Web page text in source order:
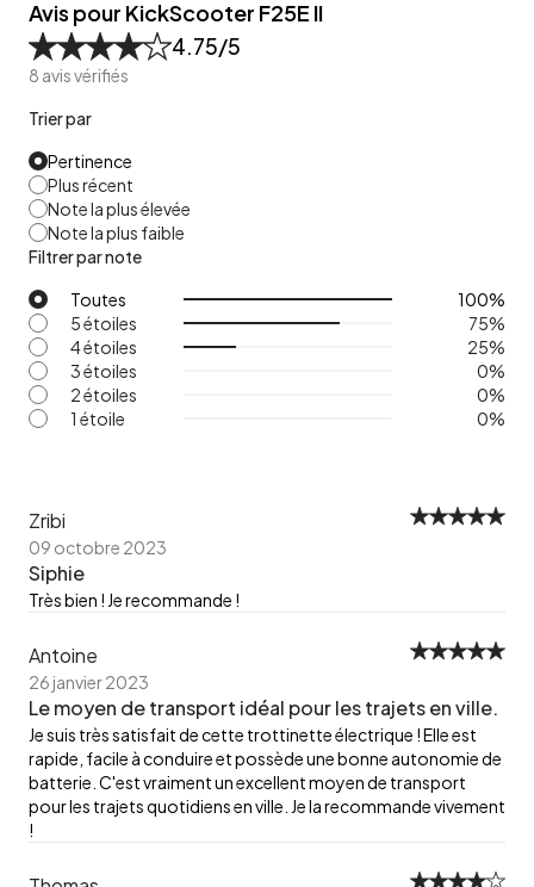
Avis pour KickScooter F25E II
4.75/5
8 avis vérifiés
Trier par
Pertinence
Plus récent
Note la plus élevée
Note la plus faible
Filtrer par note
Toutes
100%
5 étoiles
75%
4 étoiles
25%
3 étoiles
0%
2 étoiles
0%
1 étoile
0%
Zribi
09 octobre 2023
Siphie
Très bien ! Je recommande !
Antoine
26 janvier 2023
Le moyen de transport idéal pour les trajets en ville.
Je suis très satisfait de cette trottinette électrique ! Elle est
rapide, facile à conduire et possède une bonne autonomie de
batterie. C'est vraiment un excellent moyen de transport
pour les trajets quotidiens en ville. Je la recommande vivement
!